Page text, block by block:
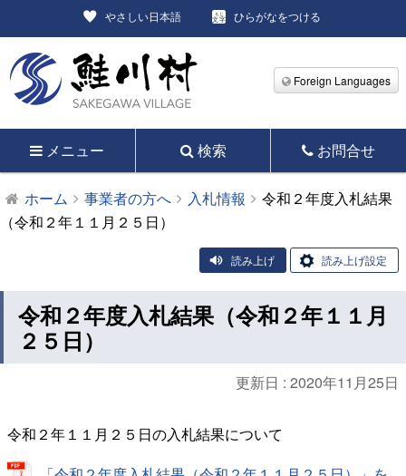
やさしい日本語 ひらがなをつける
Foreign Languages
メニュー 検索 お問合せ
ホーム 事業者の方へ 入札情報
令和２年度入札結果
（令和２年１１月２５日）
読み上げ 読み上げ設定
令和２年度入札結果（令和２年１１月
２５日）
更新日 : 2020年11月25日
令和２年１１月２５日の入札結果について